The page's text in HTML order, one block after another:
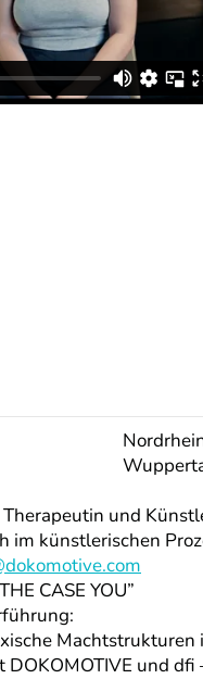
und
im künstlerischen
CASE YOU”
DOKOMOTIVE und